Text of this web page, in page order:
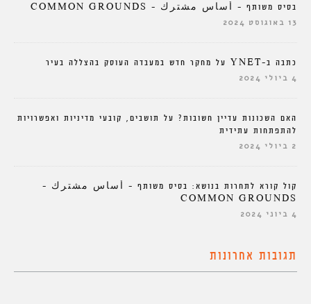
בסיס משותף – أساس مشترك – COMMON GROUNDS
13 באוגוסט 2024
כתבה ב-YNET על מחקר חדש במעבדה העוסק בהצללה בעיר
4 ביולי 2024
האם השכונות עדיין חשובות? על תושבים, קובעי מדיניות ואפשרויות
להתפתחות עתידית
2 ביולי 2024
קול קורא לתחרות בנושא: בסיס משותף – أساس مشترك –
COMMON GROUNDS
4 ביוני 2024
תגובות אחרונות